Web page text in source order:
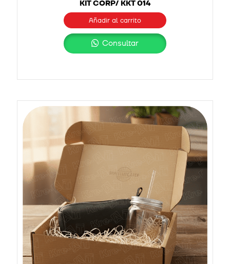
KIT CORP/ KKT 014
Añadir al carrito
Consultar